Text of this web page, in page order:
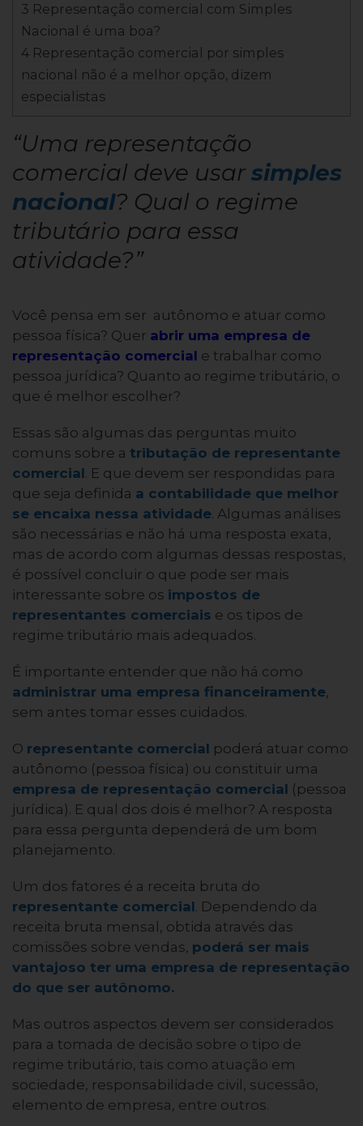
3 Representação comercial com Simples
Nacional é uma boa?
4 Representação comercial por simples
nacional não é a melhor opção, dizem
especialistas
“Uma representação
comercial deve usar simples
nacional? Qual o regime
tributário para essa
atividade?”
Você pensa em ser autônomo e atuar como
pessoa física? Quer abrir uma empresa de
representação comercial e trabalhar como
pessoa jurídica? Quanto ao regime tributário, o
que é melhor escolher?
Essas são algumas das perguntas muito
comuns sobre a tributação de representante
comercial. E que devem ser respondidas para
que seja definida a contabilidade que melhor
se encaixa nessa atividade. Algumas análises
são necessárias e não há uma resposta exata,
mas de acordo com algumas dessas respostas,
é possível concluir o que pode ser mais
interessante sobre os impostos de
representantes comerciais e os tipos de
regime tributário mais adequados.
É importante entender que não há como
administrar uma empresa financeiramente,
sem antes tomar esses cuidados.
O representante comercial poderá atuar como
autônomo (pessoa física) ou constituir uma
empresa de representação comercial (pessoa
jurídica). E qual dos dois é melhor? A resposta
para essa pergunta dependerá de um bom
planejamento.
Um dos fatores é a receita bruta do
representante comercial. Dependendo da
receita bruta mensal, obtida através das
comissões sobre vendas, poderá ser mais
vantajoso ter uma empresa de representação
do que ser autônomo.
Mas outros aspectos devem ser considerados
para a tomada de decisão sobre o tipo de
regime tributário, tais como atuação em
sociedade, responsabilidade civil, sucessão,
elemento de empresa, entre outros.